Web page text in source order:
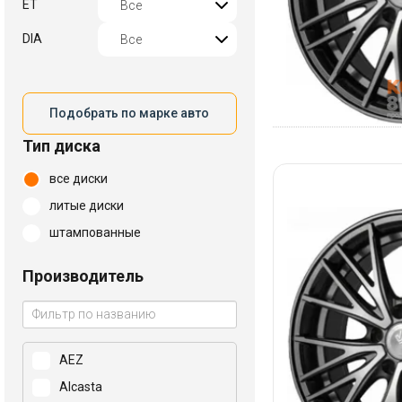
ET
DIA
Подобрать по марке авто
Тип диска
все диски
литые диски
штампованные
Производитель
AEZ
Alcasta